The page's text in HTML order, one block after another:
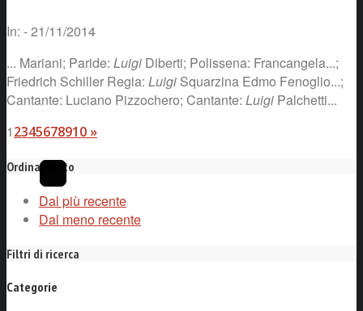
In: - 21/11/2014
... Mariani; Paride: Luigi Diberti; Polissena: Francangela...;
Friedrich Schiller Regia: Luigi Squarzina Edmo Fenoglio...;
Cantante: Luciano Pizzochero; Cantante: Luigi Palchetti...
12345678910 »
Ordinamento
Dal più recente
Dal meno recente
Filtri di ricerca
Categorie